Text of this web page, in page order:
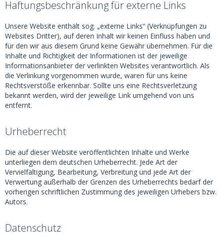
Haftungsbeschränkung für externe Links
Unsere Website enthält sog. „externe Links“ (Verknüpfungen zu
Websites Dritter), auf deren Inhalt wir keinen Einfluss haben und
für den wir aus diesem Grund keine Gewähr übernehmen. Für die
Inhalte und Richtigkeit der Informationen ist der jeweilige
Informationsanbieter der verlinkten Websites verantwortlich. Als
die Verlinkung vorgenommen wurde, waren für uns keine
Rechtsverstöße erkennbar. Sollte uns eine Rechtsverletzung
bekannt werden, wird der jeweilige Link umgehend von uns
entfernt.
Urheberrecht
Die auf dieser Website veröffentlichten Inhalte und Werke
unterliegen dem deutschen Urheberrecht. Jede Art der
Vervielfältigung, Bearbeitung, Verbreitung und jede Art der
Verwertung außerhalb der Grenzen des Urheberrechts bedarf der
vorherigen schriftlichen Zustimmung des jeweiligen Urhebers bzw.
Autors.
Datenschutz